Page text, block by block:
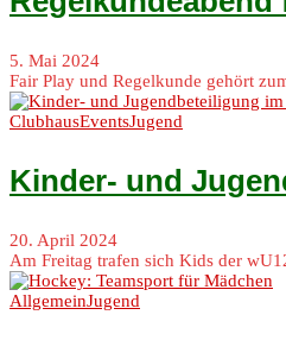
5. Mai 2024
Fair Play und Regelkunde gehört
ClubhausEventsJugend
Kinder- und
20. April 2024
Am Freitag trafen sich Kids der
AllgemeinJugend